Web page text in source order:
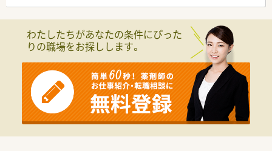
■全国に約400店舗を展開する大手チェーンであり、医療モール
開発のパイオニアとして安定した経営基盤を確立しています。
■社長自身が薬剤師であるため現場への理解が深く、女性が長く
働き続けられる制度や環境づくりに非常に注力しています。
■M&Aだけに頼らず自社開発による新規出店を積極的に進めて
おり、地域密着型の店舗展開で高い患者満足度を実現していま
す。
【想定される業務内容】
■病院門前の特性を活かした調剤や監査業務のほか、患者様のラ
イフスタイルに合わせた丁寧な服薬指導をお任せいたします。
わたしたちがあなたの条件にぴった
りの職場をお探しします。